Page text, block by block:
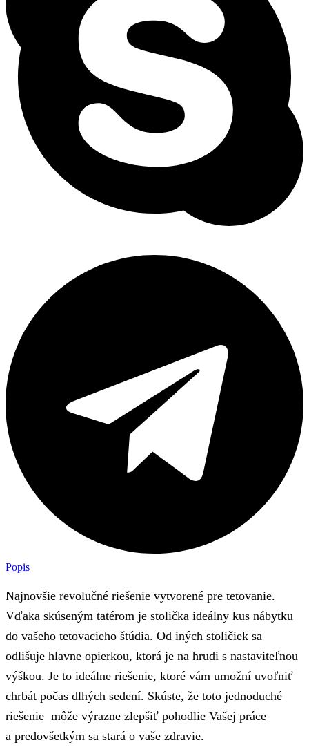
Popis
Najnovšie revolučné riešenie vytvorené pre tetovanie.
Vďaka skúseným tatérom je stolička ideálny kus nábytku
do vašeho tetovacieho štúdia. Od iných stoličiek sa
odlišuje hlavne opierkou, ktorá je na hrudi s nastaviteľnou
výškou. Je to ideálne riešenie, ktoré vám umožní uvoľniť
chrbát počas dlhých sedení. Skúste, že toto jednoduché
riešenie môže výrazne zlepšiť pohodlie Vašej práce
a predovšetkým sa stará o vaše zdravie.